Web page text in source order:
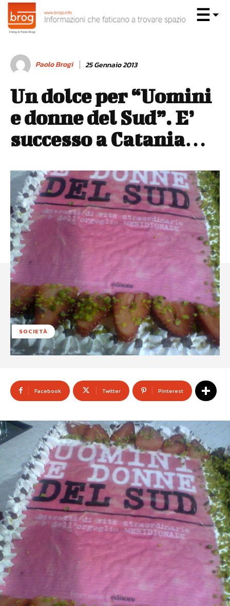
Paolo Brogi 25 Gennaio 2013
Un dolce per “Uomini
e donne del Sud”. E’
successo a Catania…
SOCIETÀ
Facebook Twitter Pinterest